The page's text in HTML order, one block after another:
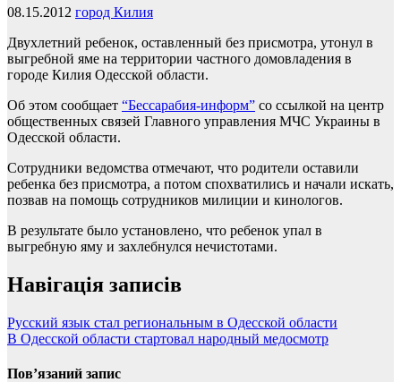
08.15.2012 город Килия
Двухлетний ребенок, оставленный без присмотра, утонул в
выгребной яме на территории частного домовладения в
городе Килия Одесской области.
Об этом сообщает “Бессарабия-информ” со ссылкой на центр
общественных связей Главного управления МЧС Украины в
Одесской области.
Сотрудники ведомства отмечают, что родители оставили
ребенка без присмотра, а потом спохватились и начали искать,
позвав на помощь сотрудников милиции и кинологов.
В результате было установлено, что ребенок упал в
выгребную яму и захлебнулся нечистотами.
Навігація записів
Русский язык стал региональным в Одесской области
В Одесской области стартовал народный медосмотр
Пов’язаний запис